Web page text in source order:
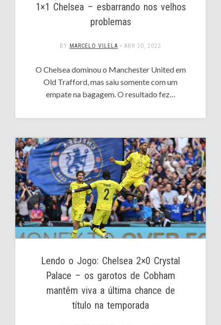
1×1 Chelsea – esbarrando nos velhos
problemas
BY MARCELO VILELA • ABR 30, 2022
O Chelsea dominou o Manchester United em
Old Trafford, mas saiu somente com um
empate na bagagem. O resultado fez…
Lendo o Jogo: Chelsea 2×0 Crystal
Palace – os garotos de Cobham
mantêm viva a última chance de
título na temporada